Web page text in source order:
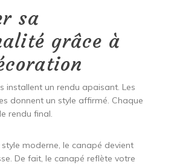
sa
grâce à
installent un rendu apaisant. Les
donnent un style affirmé. Chaque
rendu final.
moderne, le canapé devient
De fait, le canapé reflète votre